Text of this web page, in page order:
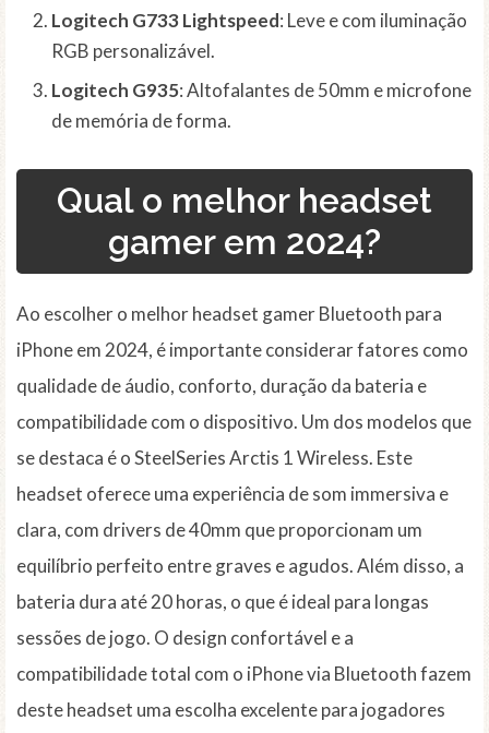
Logitech G733 Lightspeed: Leve e com iluminação
RGB personalizável.
Logitech G935: Altofalantes de 50mm e microfone
de memória de forma.
Qual o melhor headset
gamer em 2024?
Ao escolher o melhor headset gamer Bluetooth para
iPhone em 2024, é importante considerar fatores como
qualidade de áudio, conforto, duração da bateria e
compatibilidade com o dispositivo. Um dos modelos que
se destaca é o SteelSeries Arctis 1 Wireless. Este
headset oferece uma experiência de som immersiva e
clara, com drivers de 40mm que proporcionam um
equilíbrio perfeito entre graves e agudos. Além disso, a
bateria dura até 20 horas, o que é ideal para longas
sessões de jogo. O design confortável e a
compatibilidade total com o iPhone via Bluetooth fazem
deste headset uma escolha excelente para jogadores